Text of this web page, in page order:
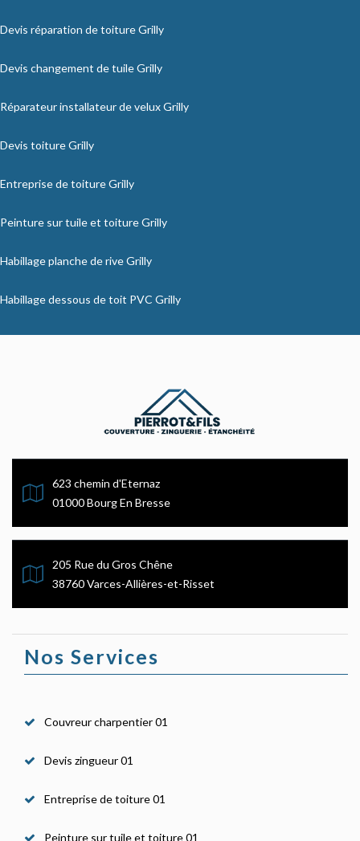
Devis réparation de toiture Grilly
Devis changement de tuile Grilly
Réparateur installateur de velux Grilly
Devis toiture Grilly
Entreprise de toiture Grilly
Peinture sur tuile et toiture Grilly
Habillage planche de rive Grilly
Habillage dessous de toit PVC Grilly
623 chemin d'Eternaz
01000 Bourg En Bresse
205 Rue du Gros Chêne
38760 Varces-Allières-et-Risset
Nos Services
Couvreur charpentier 01
Devis zingueur 01
Entreprise de toiture 01
Peinture sur tuile et toiture 01